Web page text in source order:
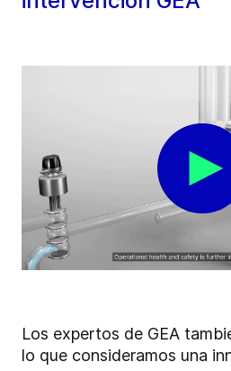
Los expertos de GEA
lo que consideramos una